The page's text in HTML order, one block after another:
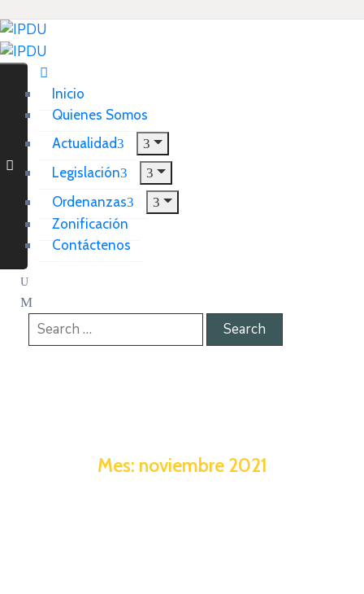
Inicio
Quienes Somos
Actualidad
Legislación
Ordenanzas
Zonificación
Contáctenos
Mes: noviembre 2021